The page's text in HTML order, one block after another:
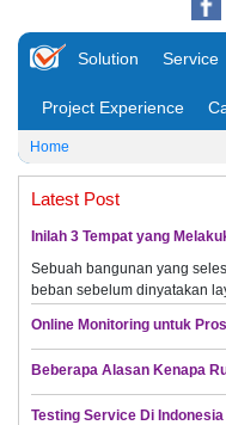
Solution Service
Project Experience
Home
Latest Post
Inilah 3 Tempat yang
Sebuah bangunan yang
beban sebelum dinyatakan
Online Monitoring untuk
Beberapa Alasan Kenapa
Testing Service Di Indonesia